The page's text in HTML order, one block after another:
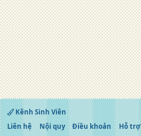
Kênh Sinh Viên
Liên hệ
Nội quy Điều khoản Hỗ trợ